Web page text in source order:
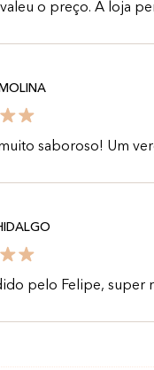
o preço. A loja
saboroso! Um
pelo Felipe, super